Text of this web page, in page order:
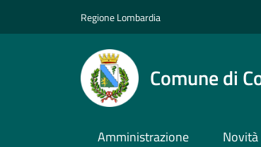
Regione Lombardia
Comune di
Amministrazione Novità